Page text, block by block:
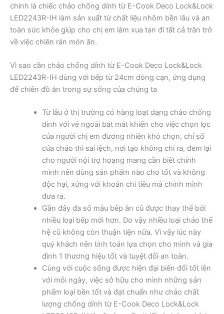
chính là chiếc chảo chống dính từ E-Cook Deco Lock&Lock
LED2243R-IH làm sản xuất từ chất liệu nhôm bền lâu và an
toàn sức khỏe giúp cho chị em làm xua tan đi tất cả trăn trở
về việc chiên rán món ăn.
Vì sao cần chảo chống dính từ E-Cook Deco Lock&Lock
LED2243R-IH dùng với bếp từ 24cm dòng cạn, ứng dụng
để chiên đồ ăn trong sự sống của chúng ta
Từ lâu ở thị trường có hàng loạt dạng chảo chống
dính với vẻ ngoài bắt mắt khiến cho việc chọn lọc
của người chị em đương nhiên khó chọn, chỉ số
của chảo thì sai lệch, nơi tạo không chỉ ra, đem lại
cho người nội trợ hoang mang cần biết chính
mình nên dùng sản phẩm nào cho tốt và không
độc hại, xứng với khoản chi tiêu mà chính mình
đưa ra.
Gần đây đa số mẫu bếp ăn cũ được thay thế bởi
nhiều loại bếp mới hơn. Do vậy nhiều loại chảo thế
hệ cũ không còn thuận tiện nữa. Vì vậy lúc này
quý khách nên tính toán lựa chọn cho mình và gia
đình 1 thương hiệu tốt và tuyệt đối an toàn.
Cùng với cuộc sống được hiện đại biến đổi tốt lên
với mỗi ngày, việc sở hữu cho mình những sản
phẩm loại bền tốt và đạt chuẩn như chảo chất
lượng chống dính từ E-Cook Deco Lock&Lock